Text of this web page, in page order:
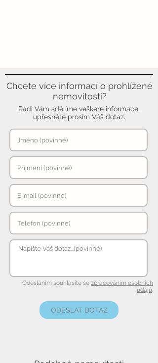
Chcete více informací o prohlížené
nemovitosti?
Rádi Vám sdělíme veškeré informace,
upřesněte prosím Váš dotaz.
Odesláním souhlasíte se zpracováním osobních
údajů.
ODESLAT DOTAZ